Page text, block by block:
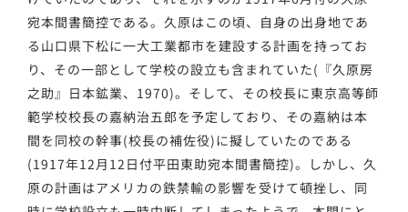
宛本間書簡控である。久原はこの頃、自身の出身地であ
る山口県下松に一大工業都市を建設する計画を持ってお
り、その一部として学校の設立も含まれていた(『久原房
之助』日本鉱業、1970)。そして、その校長に東京高等師
範学校校長の嘉納治五郎を予定しており、その嘉納は本
間を同校の幹事(校長の補佐役)に擬していたのである
(1917年12月12日付平田東助宛本間書簡控)。しかし、久
原の計画はアメリカの鉄禁輸の影響を受けて頓挫し、同